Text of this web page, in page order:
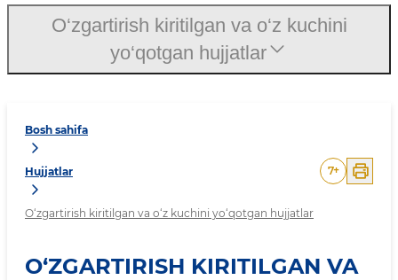
Bosh sahifa
Hujjatlar
O‘zgartirish kiritilgan va o‘z kuchini yo‘qotgan hujjatlar
7+
O‘ZGARTIRISH KIRITILGAN VA
O‘zgartirish kiritilgan va o‘z kuchini
yo‘qotgan hujjatlar